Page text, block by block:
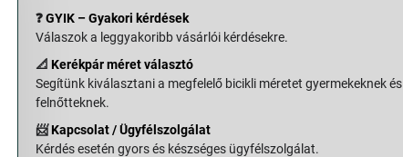
❓GYIK – Gyakori kérdések
Válaszok a leggyakoribb vásárlói kérdésekre.
📐 Kerékpár méret választó
Segítünk kiválasztani a megfelelő bicikli méretet gyermekeknek és
felnőtteknek.
📨Kapcsolat / Ügyfélszolgálat
Kérdés esetén gyors és készséges ügyfélszolgálat.